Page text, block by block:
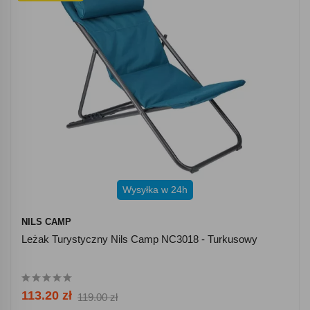
Wysyłka w 24h
NILS CAMP
Leżak Turystyczny Nils Camp NC3018 - Turkusowy
113.20 zł 119.00 zł